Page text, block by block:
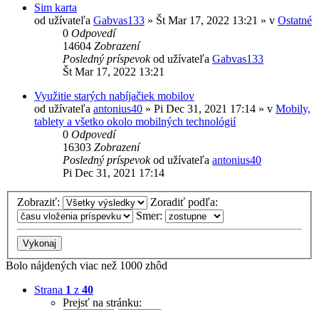
Sim karta
od užívateľa Gabvas133 » Št Mar 17, 2022 13:21 » v Ostatné
0 Odpovedí
14604 Zobrazení
Posledný príspevokod užívateľa Gabvas133
Št Mar 17, 2022 13:21
Využitie starých nabíjačiek mobilov
od užívateľa antonius40 » Pi Dec 31, 2021 17:14 » v Mobily,
tablety a všetko okolo mobilných technológií
0 Odpovedí
16303 Zobrazení
Posledný príspevokod užívateľa antonius40
Pi Dec 31, 2021 17:14
Zobraziť:
Zoradiť podľa:
Smer:
Bolo nájdených viac než 1000 zhôd
Strana 1 z 40
Prejsť na stránku: